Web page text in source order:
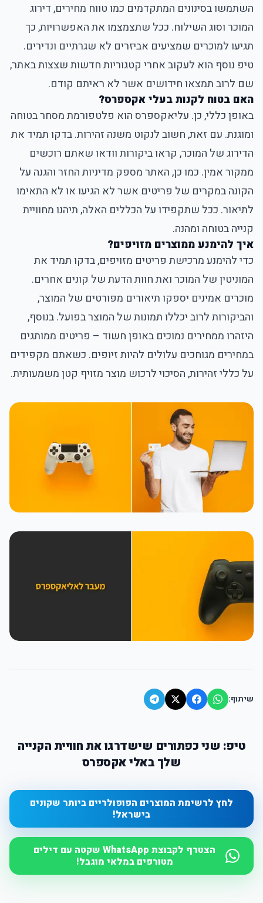
השתמשו בסינונים המתקדמים כמו טווח מחירים, דירוג
המוכר וסוג השילוח. ככל שתצמצמו את האפשרויות, כך
תגיעו למוכרים שמציעים אביזרים לא שגרתיים ונדירים.
טיפ נוסף הוא לעקוב אחרי קטגוריות חדשות שצצות באתר,
שם לרוב תמצאו חידושים אשר לא ראיתם קודם.
האם בטוח לקנות בעלי אקספרס?
באופן כללי, כן. עליאקספרס הוא פלטפורמת מסחר בטוחה
ומוגנת. עם זאת, חשוב לנקוט משנה זהירות. בדקו תמיד את
הדירוג של המוכר, קראו ביקורות וודאו שאתם רוכשים
ממקור אמין. כמו כן, האתר מספק מדיניות החזר והגנה על
הקונה במקרים של פריטים אשר לא הגיעו או לא התאימו
לתיאור. ככל שתקפידו על הכללים האלה, תיהנו מחוויית
קנייה בטוחה ומהנה.
איך להימנע ממוצרים מזויפים?
כדי להימנע מרכישת פריטים מזויפים, בדקו תמיד את
המוניטין של המוכר ואת חוות הדעת של קונים אחרים.
מוכרים אמינים יספקו תיאורים מפורטים של המוצר,
והביקורות לרוב יכללו תמונות של המוצר בפועל. בנוסף,
היזהרו ממחירים נמוכים באופן חשוד – פריטים ממותגים
במחירים מגוחכים עלולים להיות זיופים. כשאתם מקפידים
על כללי זהירות, הסיכוי לרכוש מוצר מזויף קטן משמעותית.
שיתוף:
טיפ: שני כפתורים שישדרגו את חוויית הקנייה
שלך באלי אקספרס
לחץ לרשימת המוצרים הפופולריים ביותר שקונים
בישראל!
הצטרף לקבוצת WhatsApp שקטה עם דילים
מטורפים במלאי מוגבל!